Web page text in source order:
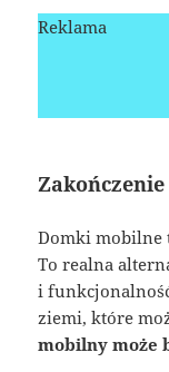
Reklama
Zakończenie
Domki mobilne
To realna
i
ziemi, które
mobilny może